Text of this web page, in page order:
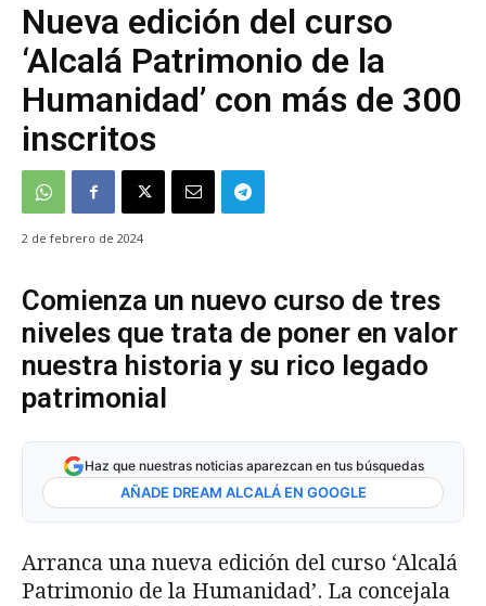
Nueva edición del curso
‘Alcalá Patrimonio de la
Humanidad’ con más de 300
inscritos
2 de febrero de 2024
Comienza un nuevo curso de tres
niveles que trata de poner en valor
nuestra historia y su rico legado
patrimonial
Haz que nuestras noticias aparezcan en tus búsquedas
AÑADE DREAM ALCALÁ EN GOOGLE
Arranca una nueva edición del curso ‘Alcalá
Patrimonio de la Humanidad’. La concejala